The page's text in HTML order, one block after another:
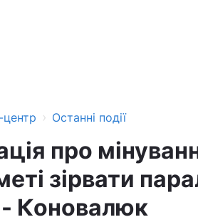
› Останні події
про
зірвати
- Коновалюк